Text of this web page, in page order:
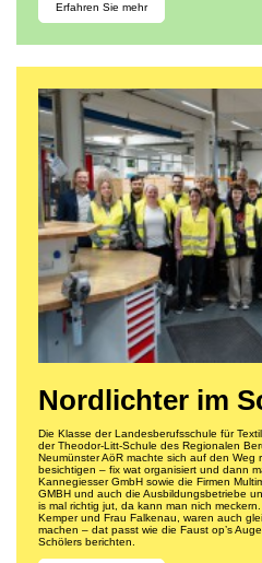
Erfahren Sie mehr
Nordlichter im
Die Klasse der Landesberufsschule für
der Theodor-Litt-Schule des Regionalen
Neumünster AöR machte sich auf den Weg
besichtigen – fix wat organisiert und dann
Kannegiesser GmbH sowie die Firmen
GMBH und auch die Ausbildungsbetriebe
is mal richtig jut, da kann man nich
Kemper und Frau Falkenau, waren auch
machen – dat passt wie die Faust op’s
Schölers berichten.